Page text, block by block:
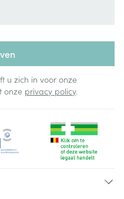
u zich in voor onze
onze privacy policy.